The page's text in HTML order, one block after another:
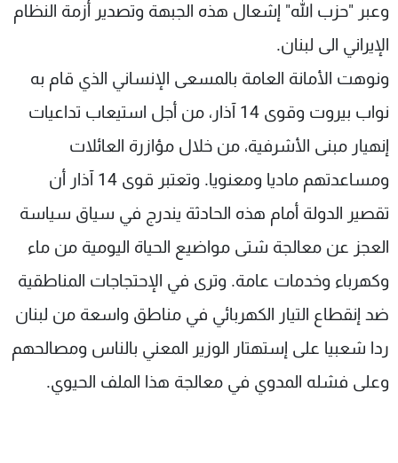
وعبر "حزب الله" إشعال هذه الجبهة وتصدير أزمة النظام
الإيراني الى لبنان.
ونوهت الأمانة العامة بالمسعى الإنساني الذي قام به
نواب بيروت وقوى 14 آذار، من أجل استيعاب تداعيات
إنهيار مبنى الأشرفية، من خلال مؤازرة العائلات
ومساعدتهم ماديا ومعنويا. وتعتبر قوى 14 آذار أن
تقصير الدولة أمام هذه الحادثة يندرج في سياق سياسة
العجز عن معالجة شتى مواضيع الحياة اليومية من ماء
وكهرباء وخدمات عامة. وترى في الإحتجاجات المناطقية
ضد إنقطاع التيار الكهربائي في مناطق واسعة من لبنان
ردا شعبيا على إستهتار الوزير المعني بالناس ومصالحهم
وعلى فشله المدوي في معالجة هذا الملف الحيوي.